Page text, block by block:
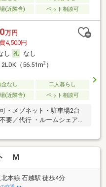
(近隣含) ペット相談可
万円
4,500円
し
なし
（56.51m2）
金なし
二人暮らし
(近隣含) ペット相談可
・メゾネット・駐車場2台
要／代行 ・ルームシェア
Ｍ
本線 石越駅 徒歩4分